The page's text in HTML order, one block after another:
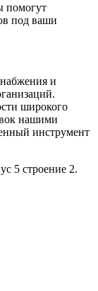
помогут
под ваши
и
широкого
нашими
инструмент
5 строение 2.